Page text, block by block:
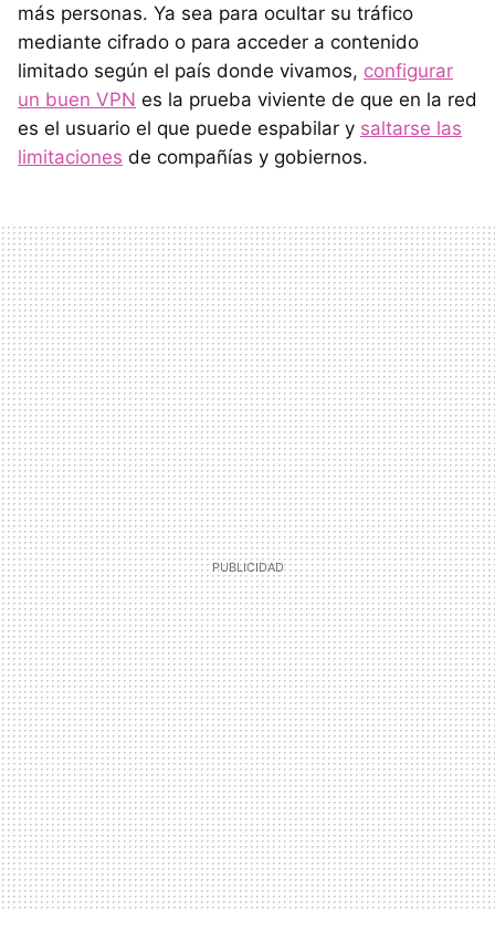
más personas. Ya sea para ocultar su tráfico
mediante cifrado o para acceder a contenido
limitado según el país donde vivamos, configurar
un buen VPN es la prueba viviente de que en la red
es el usuario el que puede espabilar y saltarse las
limitaciones de compañías y gobiernos.